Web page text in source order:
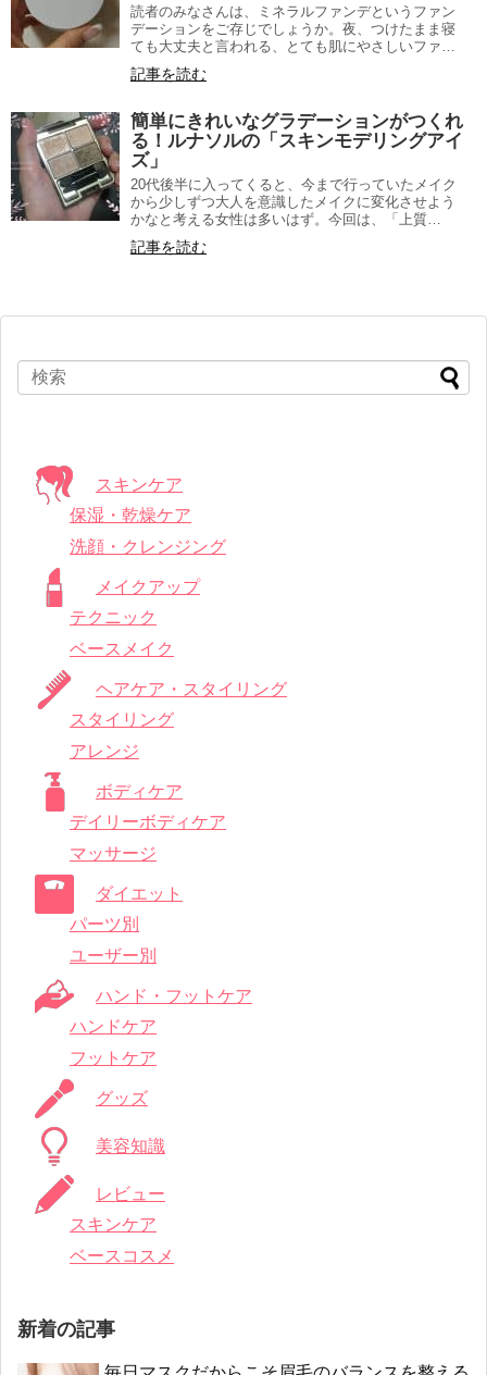
読者のみなさんは、ミネラルファンデというファン
デーションをご存じでしょうか。夜、つけたまま寝
ても大丈夫と言われる、とても肌にやさしいファ…
記事を読む
簡単にきれいなグラデーションがつくれ
る！ルナソルの「スキンモデリングアイ
ズ」
20代後半に入ってくると、今まで行っていたメイク
から少しずつ大人を意識したメイクに変化させよう
かなと考える女性は多いはず。今回は、「上質…
記事を読む
スキンケア
保湿・乾燥ケア
洗顔・クレンジング
メイクアップ
テクニック
ベースメイク
ヘアケア・スタイリング
スタイリング
アレンジ
ボディケア
デイリーボディケア
マッサージ
ダイエット
パーツ別
ユーザー別
ハンド・フットケア
ハンドケア
フットケア
グッズ
美容知識
レビュー
スキンケア
ベースコスメ
新着の記事